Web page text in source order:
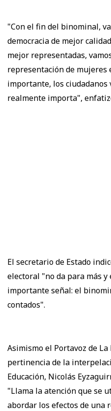
"Con el fin del binominal,
democracia de mejor
mejor representadas,
representación de mujeres
importante, los ciudadanos
realmente importa",
El secretario de Estado
electoral "no da para más y
importante señal: el
contados".
Asimismo el Portavoz de
pertinencia de la
Educación, Nicolás
"Llama la atención que se
abordar los efectos de una